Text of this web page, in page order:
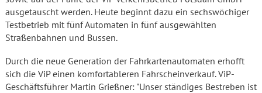
ausgetauscht werden. Heute beginnt dazu ein sechswöchiger
Testbetrieb mit fünf Automaten in fünf ausgewählten
Straßenbahnen und Bussen.
Durch die neue Generation der Fahrkartenautomaten erhofft
sich die ViP einen komfortableren Fahrscheinverkauf. ViP-
Geschäftsführer Martin Grießner: "Unser ständiges Bestreben ist